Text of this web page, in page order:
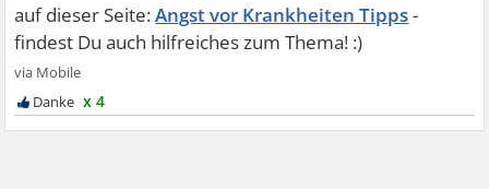
Angst vor Krankheiten Tipps
x 4